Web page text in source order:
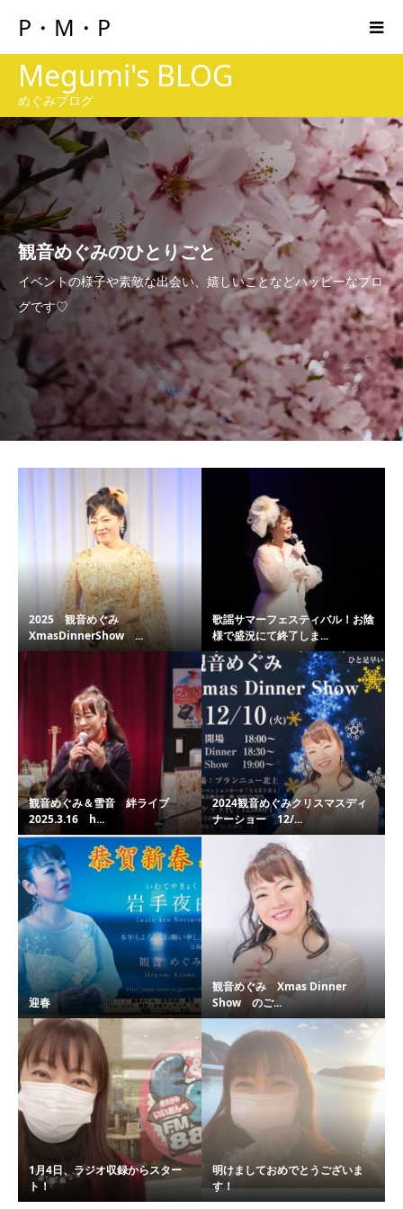
P・M・P
Megumi's BLOG
めぐみブログ
観音めぐみのひとりごと
イベントの様子や素敵な出会い、嬉しいことなどハッピーなブロ
グです♡
2025 観音めぐみ
XmasDinnerShow ...
歌謡サマーフェスティバル！お陰
様で盛況にて終了しま...
観音めぐみ＆雪音 絆ライブ
2025.3.16 h...
2024観音めぐみクリスマスディ
ナーショー 12/...
迎春
観音めぐみ Xmas Dinner
Show のご...
1月4日、ラジオ収録からスター
ト！
明けましておめでとうございま
す！